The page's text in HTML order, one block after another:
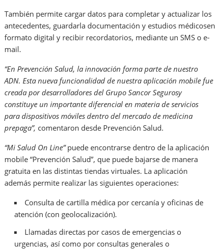
También permite cargar datos para completar y actualizar los
antecedentes, guardarla documentación y estudios médicosen
formato digital y recibir recordatorios, mediante un SMS o e-
mail.
“En Prevención Salud, la innovación forma parte de nuestro
ADN. Esta nueva funcionalidad de nuestra aplicación mobile fue
creada por desarrolladores del Grupo Sancor Segurosy
constituye un importante diferencial en materia de servicios
para dispositivos móviles dentro del mercado de medicina
prepaga”, comentaron desde Prevención Salud.
“Mi Salud On Line”puede encontrarse dentro de la aplicación
mobile “Prevención Salud”, que puede bajarse de manera
gratuita en las distintas tiendas virtuales. La aplicación
además permite realizar las siguientes operaciones:
Consulta de cartilla médica por cercanía y oficinas de
atención (con geolocalización).
Llamadas directas por casos de emergencias o
urgencias, así como por consultas generales o